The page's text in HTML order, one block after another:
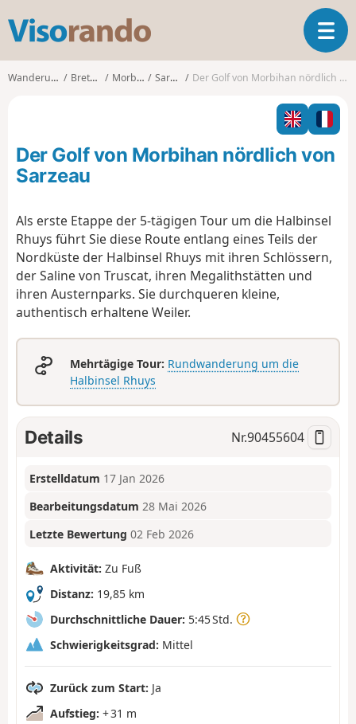
s
o
o
T
o
g
l
n
a
a
i
Wanderungen Bretagne Morbihan Sarzeau Der Golf von Morbihan nördlich von Sarzeau
Der Golf von Morbihan nördlich von
Sarzeau
Als erste Etappe der 5-tägigen Tour um die Halbinsel
Rhuys führt Sie diese Route entlang eines Teils der
Nordküste der Halbinsel Rhuys mit ihren Schlössern,
der Saline von Truscat, ihren Megalithstätten und
ihren Austernparks. Sie durchqueren kleine,
authentisch erhaltene Weiler.
Mehrtägige Tour: Rundwanderung um die
Halbinsel Rhuys
Details Nr.90455604
Erstelldatum 17 Jan 2026
Bearbeitungsdatum 28 Mai 2026
Letzte Bewertung 02 Feb 2026
Aktivität: Zu Fuß
Distanz: 19,85 km
Durchschnittliche Dauer: 5:45 Std.
Schwierigkeitsgrad: Mittel
Zurück zum Start: Ja
Aufstieg: + 31 m